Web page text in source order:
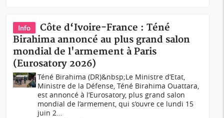
Info
Côte d‘Ivoire-France : Téné
Birahima annoncé au plus grand salon
mondial de l'armement à Paris
(Eurosatory 2026)
Téné Birahima (DR)&nbsp;Le Ministre d’Etat,
Ministre de la Défense, Téné Birahima Ouattara,
est annoncé à l’Eurosatory, plus grand salon
mondial de l’armement, qui s’ouvre ce lundi 15
juin 2...